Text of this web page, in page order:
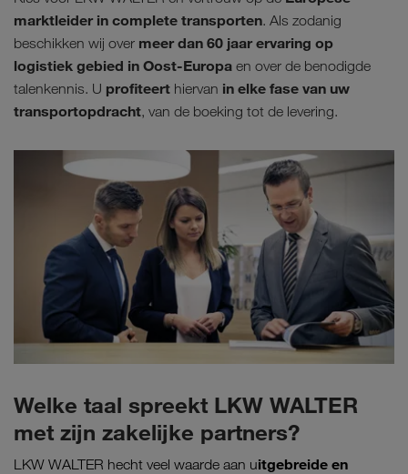
marktleider in complete transporten. Als zodanig
beschikken wij over meer dan 60 jaar ervaring op
logistiek gebied in Oost-Europa en over de benodigde
talenkennis. U profiteert hiervan in elke fase van uw
transportopdracht, van de boeking tot de levering.
Welke taal spreekt LKW WALTER
met zijn zakelijke partners?
LKW WALTER hecht veel waarde aan uitgebreide en